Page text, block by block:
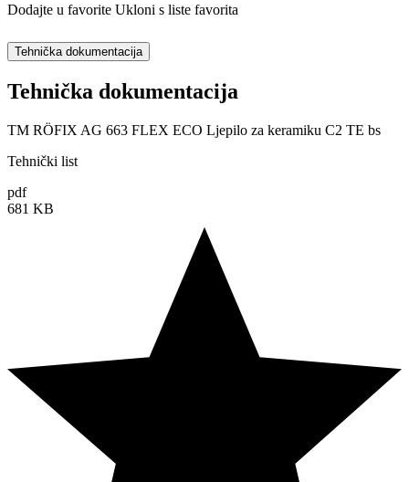
Dodajte u favorite Ukloni s liste favorita
Tehnička dokumentacija
Tehnička dokumentacija
TM RÖFIX AG 663 FLEX ECO Ljepilo za keramiku C2 TE bs
Tehnički list
pdf
681 KB